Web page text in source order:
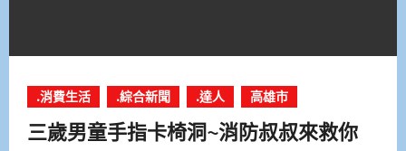
.消費生活 .綜合新聞 .達人 高雄市
三歲男童手指卡椅洞~消防叔叔來救你